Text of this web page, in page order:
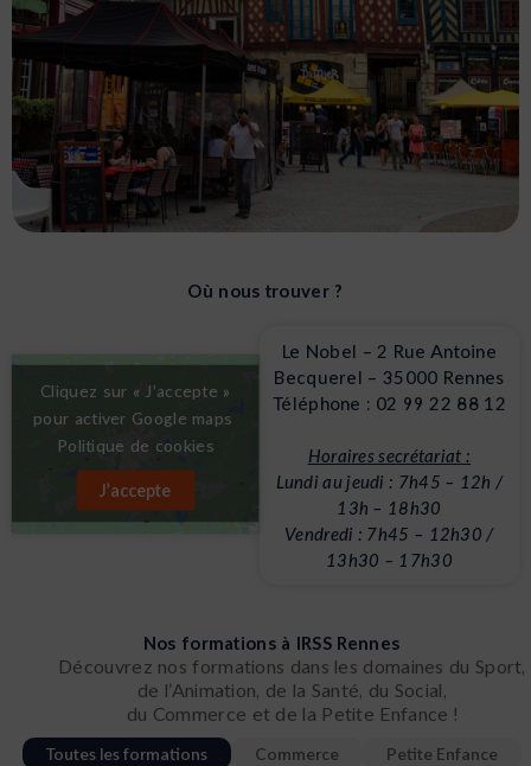
IRSS Rennes
Étudier à IRSS Rennes c’est bénéficier des
nombreux avantages de cette grande ville
étudiante ! Nos locaux de 1 200m2 sont situés
au cœur du campus universitaire de Beaulieu.
Site officiel de la ville de Rennes
Où nous trouver ?
Cliquez sur « J’accepte »
pour activer Google maps
Politique de cookies
J’accepte
Le Nobel – 2 Rue Antoine
Becquerel – 35000 Rennes
Téléphone : 02 99 22 88 12
Horaires secrétariat :
Lundi au jeudi : 7h45 – 12h /
13h – 18h30
Vendredi : 7h45 – 12h30 /
13h30 – 17h30
Nos formations à IRSS Rennes
Découvrez nos formations dans les domaines du Sport,
de l’Animation, de la Santé, du Social,
du Commerce et de la Petite Enfance !
Commerce
Petite Enfance
Toutes les formations